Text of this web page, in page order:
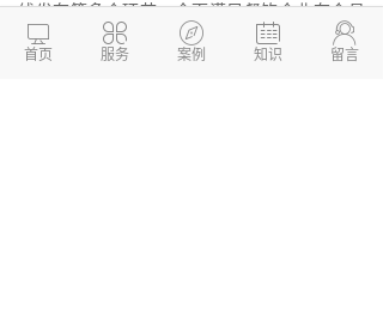
线发布等多个环节，全面满足餐饮企业在会员
管理和营销方面的实际需求，实现系统让管理
更便捷，让营销更智能，让服务更贴心的目

首页

服务

案例

知识

留言